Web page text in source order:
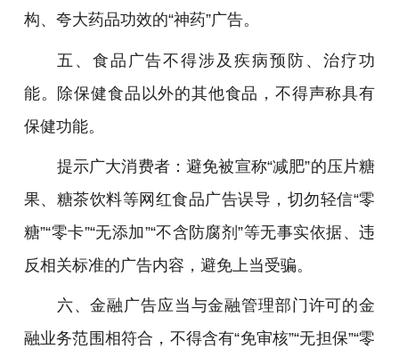
构、夸大药品功效的“神药”广告。
五、食品广告不得涉及疾病预防、治疗功
能。除保健食品以外的其他食品，不得声称具有
保健功能。
提示广大消费者：避免被宣称“减肥”的压片糖
果、糖茶饮料等网红食品广告误导，切勿轻信“零
糖”“零卡”“无添加”“不含防腐剂”等无事实依据、违
反相关标准的广告内容，避免上当受骗。
六、金融广告应当与金融管理部门许可的金
融业务范围相符合，不得含有“免审核”“无担保”“零